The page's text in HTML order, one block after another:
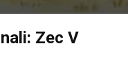
Zec V